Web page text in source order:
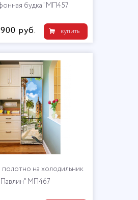
будка" МП457
купить
руб.
на холодильник
МП467